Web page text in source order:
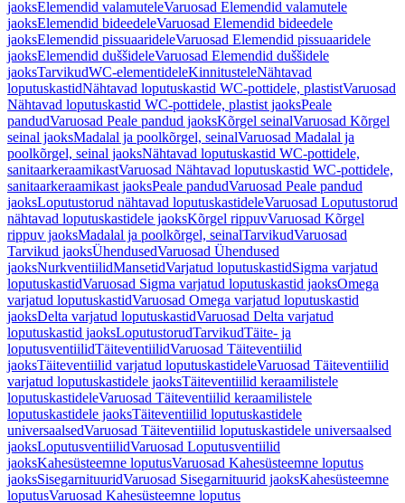
jaoksElemendid valamuteleVaruosad Elemendid valamutele
jaoksElemendid bideedeleVaruosad Elemendid bideedele
jaoksElemendid pissuaarideleVaruosad Elemendid pissuaaridele
jaoksElemendid duššideleVaruosad Elemendid duššidele
jaoksTarvikudWC-elementideleKinnitusteleNähtavad
loputuskastidNähtavad loputuskastid WC-pottidele, plastistVaruosad
Nähtavad loputuskastid WC-pottidele, plastist jaoksPeale
pandudVaruosad Peale pandud jaoksKõrgel seinalVaruosad Kõrgel
seinal jaoksMadalal ja poolkõrgel, seinalVaruosad Madalal ja
poolkõrgel, seinal jaoksNähtavad loputuskastid WC-pottidele,
sanitaarkeraamikastVaruosad Nähtavad loputuskastid WC-pottidele,
sanitaarkeraamikast jaoksPeale pandudVaruosad Peale pandud
jaoksLoputustorud nähtavad loputuskastideleVaruosad Loputustorud
nähtavad loputuskastidele jaoksKõrgel rippuvVaruosad Kõrgel
rippuv jaoksMadalal ja poolkõrgel, seinalTarvikudVaruosad
Tarvikud jaoksÜhendusedVaruosad Ühendused
jaoksNurkventiilidMansetidVarjatud loputuskastidSigma varjatud
loputuskastidVaruosad Sigma varjatud loputuskastid jaoksOmega
varjatud loputuskastidVaruosad Omega varjatud loputuskastid
jaoksDelta varjatud loputuskastidVaruosad Delta varjatud
loputuskastid jaoksLoputustorudTarvikudTäite- ja
loputusventiilidTäiteventiilidVaruosad Täiteventiilid
jaoksTäiteventiilid varjatud loputuskastideleVaruosad Täiteventiilid
varjatud loputuskastidele jaoksTäiteventiilid keraamilistele
loputuskastideleVaruosad Täiteventiilid keraamilistele
loputuskastidele jaoksTäiteventiilid loputuskastidele
universaalsedVaruosad Täiteventiilid loputuskastidele universaalsed
jaoksLoputusventiilidVaruosad Loputusventiilid
jaoksKahesüsteemne loputusVaruosad Kahesüsteemne loputus
jaoksSisegarnituuridVaruosad Sisegarnituurid jaoksKahesüsteemne
loputusVaruosad Kahesüsteemne loputus